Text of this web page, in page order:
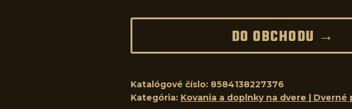
DO OBCHODU →
Katalógové číslo: 8584138227376
Kategória: Kovania a doplnky na dvere |